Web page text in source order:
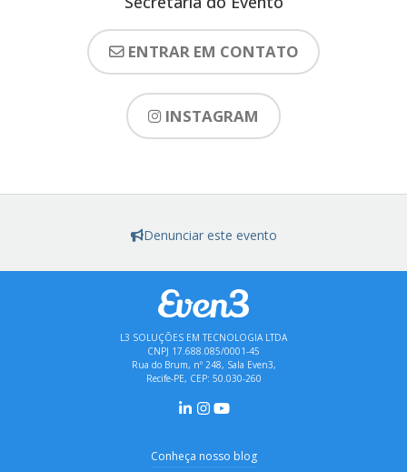
ENTRAR EM CONTATO
INSTAGRAM
Denunciar este evento
L3 SOLUÇÕES EM TECNOLOGIA LTDA
CNPJ 17.688.085/0001-45
Rua do Brum, nº 248, Sala Even3,
Recife-PE, CEP: 50.030-260
Conheça nosso blog